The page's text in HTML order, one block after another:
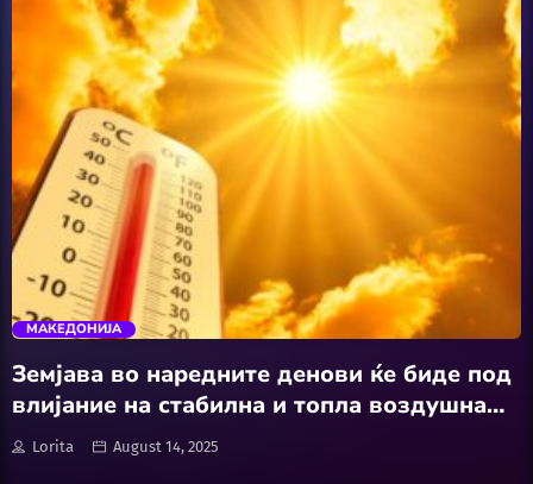
Hobby
Software
Wellness
АвтоКлуб
Балкан
Бизнис
trending_flat
МАКЕДОНИЈА
Земјава во наредните денови ќе биде под
влијание на стабилна и топла воздушна
маса, со претежно сончево време и
умерена облачност
Lorita August 14, 2025